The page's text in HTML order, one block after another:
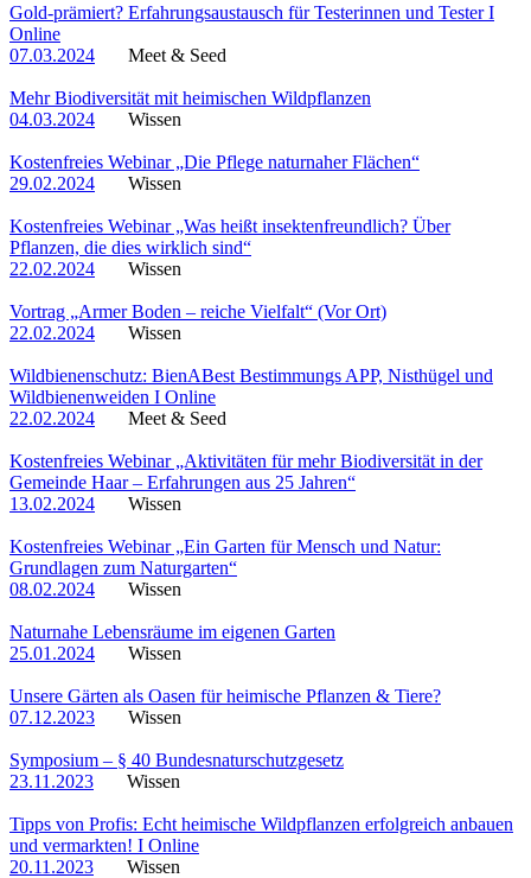
Gold-prämiert? Erfahrungsaustausch für Testerinnen und Tester I
Online
07.03.2024
Meet & Seed
Mehr Biodiversität mit heimischen Wildpflanzen
04.03.2024
Wissen
Kostenfreies Webinar „Die Pflege naturnaher Flächen“
29.02.2024
Wissen
Kostenfreies Webinar „Was heißt insektenfreundlich? Über
Pflanzen, die dies wirklich sind“
22.02.2024
Wissen
Vortrag „Armer Boden – reiche Vielfalt“ (Vor Ort)
22.02.2024
Wissen
Wildbienenschutz: BienABest Bestimmungs APP, Nisthügel und
Wildbienenweiden I Online
22.02.2024
Meet & Seed
Kostenfreies Webinar „Aktivitäten für mehr Biodiversität in der
Gemeinde Haar – Erfahrungen aus 25 Jahren“
13.02.2024
Wissen
Kostenfreies Webinar „Ein Garten für Mensch und Natur:
Grundlagen zum Naturgarten“
08.02.2024
Wissen
Naturnahe Lebensräume im eigenen Garten
25.01.2024
Wissen
Unsere Gärten als Oasen für heimische Pflanzen & Tiere?
07.12.2023
Wissen
Symposium – § 40 Bundesnaturschutzgesetz
23.11.2023
Wissen
Tipps von Profis: Echt heimische Wildpflanzen erfolgreich anbauen
und vermarkten! I Online
20.11.2023
Wissen